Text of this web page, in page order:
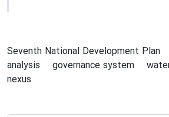
Seventh National Development Plan
analysis
governance system
nexus